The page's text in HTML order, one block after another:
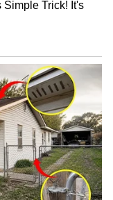
சந்தோத்தை